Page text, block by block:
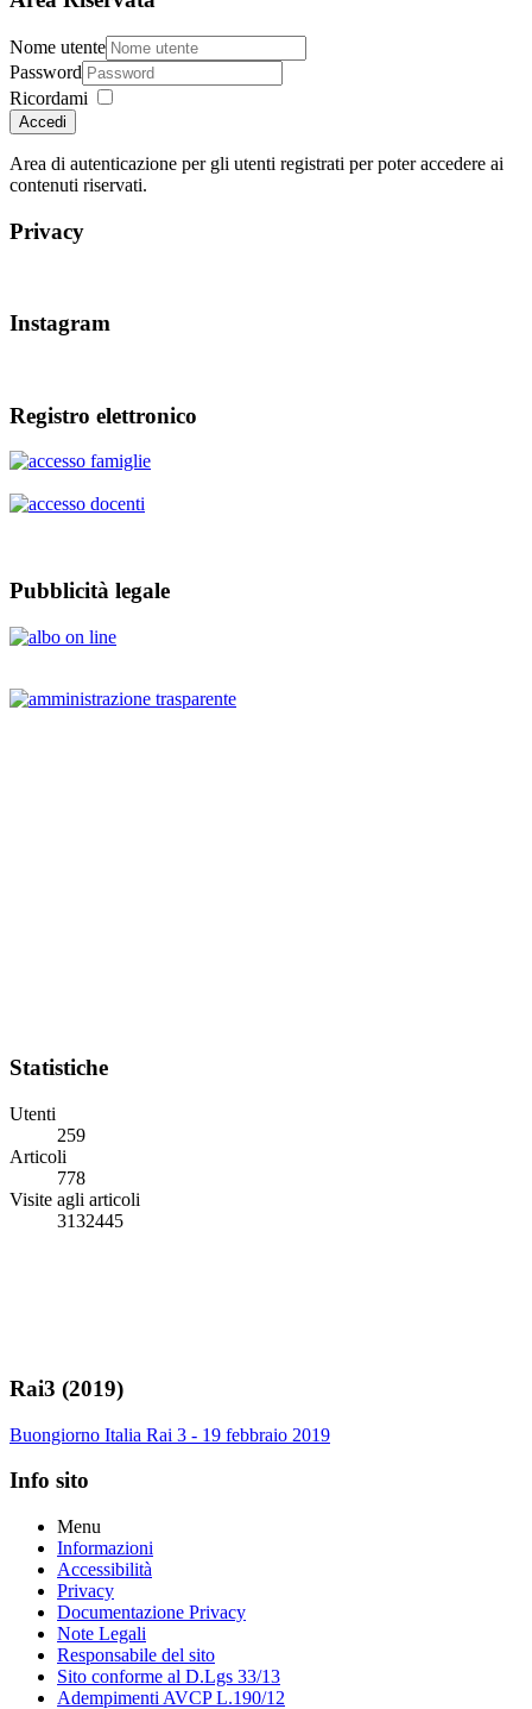
Nome utente
Password
Ricordami
Accedi
Area di autenticazione per gli utenti registrati per poter accedere ai
contenuti riservati.
Privacy
Instagram
Registro elettronico
Pubblicità legale
Statistiche
Utenti
259
Articoli
778
Visite agli articoli
3132445
Rai3 (2019)
Buongiorno Italia Rai 3 - 19 febbraio 2019
Info sito
Menu
Informazioni
Accessibilità
Privacy
Documentazione Privacy
Note Legali
Responsabile del sito
Sito conforme al D.Lgs 33/13
Adempimenti AVCP L.190/12